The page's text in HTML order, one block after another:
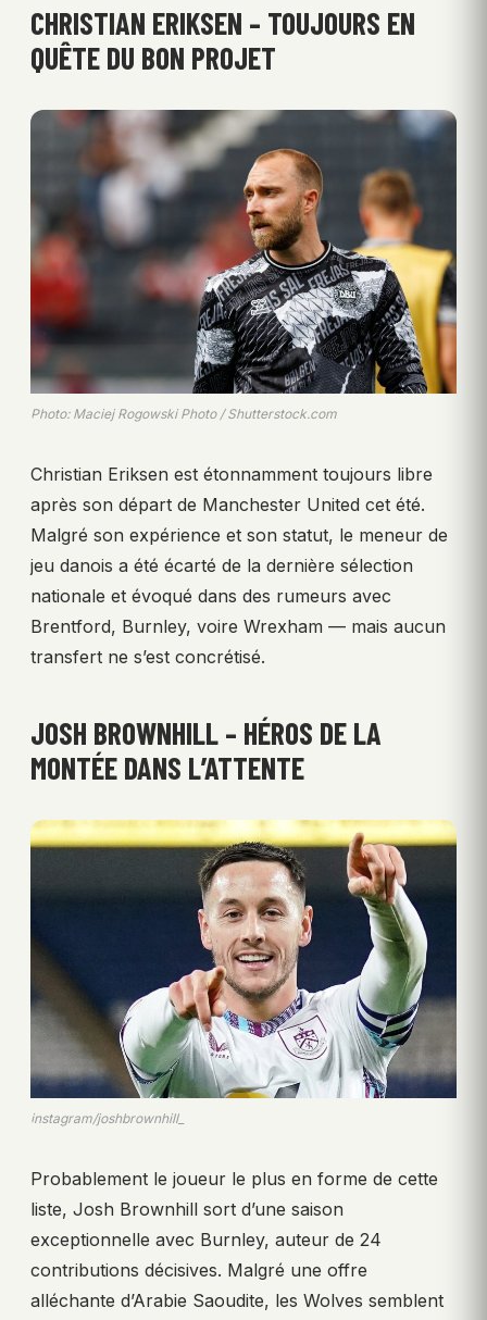
CHRISTIAN ERIKSEN – TOUJOURS EN
QUÊTE DU BON PROJET
Photo: Maciej Rogowski Photo / Shutterstock.com
Christian Eriksen est étonnamment toujours libre
après son départ de Manchester United cet été.
Malgré son expérience et son statut, le meneur de
jeu danois a été écarté de la dernière sélection
nationale et évoqué dans des rumeurs avec
Brentford, Burnley, voire Wrexham — mais aucun
transfert ne s’est concrétisé.
JOSH BROWNHILL – HÉROS DE LA
MONTÉE DANS L’ATTENTE
instagram/joshbrownhill_
Probablement le joueur le plus en forme de cette
liste, Josh Brownhill sort d’une saison
exceptionnelle avec Burnley, auteur de 24
contributions décisives. Malgré une offre
alléchante d’Arabie Saoudite, les Wolves semblent